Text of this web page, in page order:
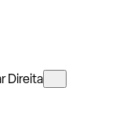
Direita